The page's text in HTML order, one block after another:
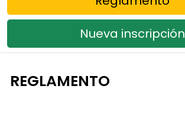
Nueva inscripción
REGLAMENTO